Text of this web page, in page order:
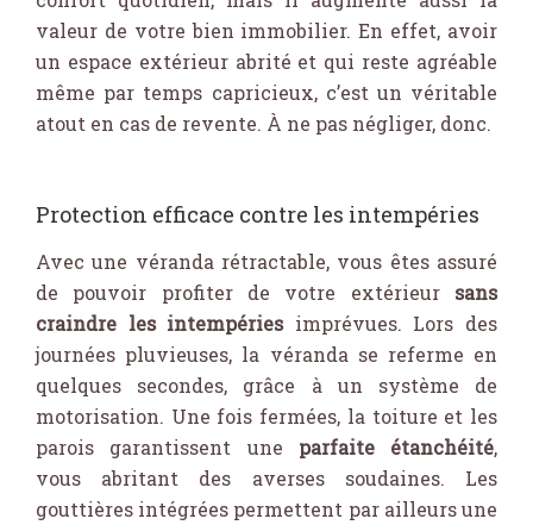
valeur de votre bien immobilier. En effet, avoir
un espace extérieur abrité et qui reste agréable
même par temps capricieux, c’est un véritable
atout en cas de revente. À ne pas négliger, donc.
Protection efficace contre les intempéries
Avec une véranda rétractable, vous êtes assuré
de pouvoir profiter de votre extérieur sans
craindre les intempéries imprévues. Lors des
journées pluvieuses, la véranda se referme en
quelques secondes, grâce à un système de
motorisation. Une fois fermées, la toiture et les
parois garantissent une parfaite étanchéité,
vous abritant des averses soudaines. Les
gouttières intégrées permettent par ailleurs une